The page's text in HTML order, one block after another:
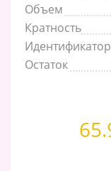
Объем
Кратность
Остаток